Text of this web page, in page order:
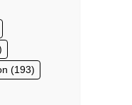
(193)